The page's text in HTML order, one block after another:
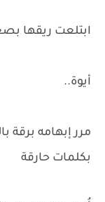
ابتلعت ريقها
أيوة..
مرر إبهامه برقة
بكلمات حارقة